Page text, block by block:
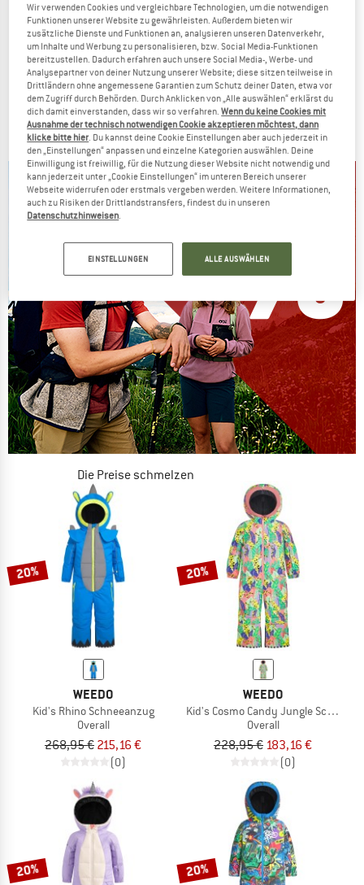
WEEDO
Kid's Squirdo Schneeanzug inkl. Skirt
Overall
278,95 € 223,16 €
(0)
WEEDO
Kid's Mondo Schneeanzug
Overall
258,95 €207,16 €
(0)
Die Preise schmelzen
JETZT BIS ZU 50% RABATT
ZUM SOMMER SALE
20%
WEEDO
Kid's Rhino Schneeanzug
Overall
268,95 € 215,16 €
(0)
20%
WEEDO
Kid's Cosmo Candy Jungle
Overall
228,95 € 183,16 €
(0)
20% 20%
Wir verwenden Cookies und vergleichbare Technologien, um die notwendigen
Funktionen unserer Website zu gewährleisten. Außerdem bieten wir
zusätzliche Dienste und Funktionen an, analysieren unseren Datenverkehr,
um Inhalte und Werbung zu personalisieren, bzw. Social Media-Funktionen
bereitzustellen. Dadurch erfahren auch unsere Social Media-, Werbe- und
Analysepartner von deiner Nutzung unserer Website; diese sitzen teilweise in
Drittländern ohne angemessene Garantien zum Schutz deiner Daten, etwa vor
dem Zugriff durch Behörden. Durch Anklicken von „Alle auswählen“ erklärst du
dich damit einverstanden, dass wir so verfahren.Wenn du keine Cookies mit
Ausnahme der technisch notwendigen Cookie akzeptieren möchtest, dann
klicke bitte hier . Du kannst deine Cookie Einstellungen aber auch jederzeit in
den „Einstellungen“ anpassen und einzelne Kategorien auswählen. Deine
Einwilligung ist freiwillig, für die Nutzung dieser Website nicht notwendig und
kann jederzeit unter „Cookie Einstellungen“ im unteren Bereich unserer
Webseite widerrufen oder erstmals vergeben werden. Weitere Informationen,
auch zu Risiken der Drittlandstransfers, findest du in unseren
Datenschutzhinweisen
EINSTELLUNGEN ALLE AUSWÄHLEN